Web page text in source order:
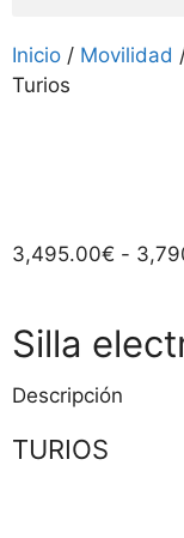
Inicio / Movilidad
Turios
3,495.00€ -
Silla
Descripción
TURIOS